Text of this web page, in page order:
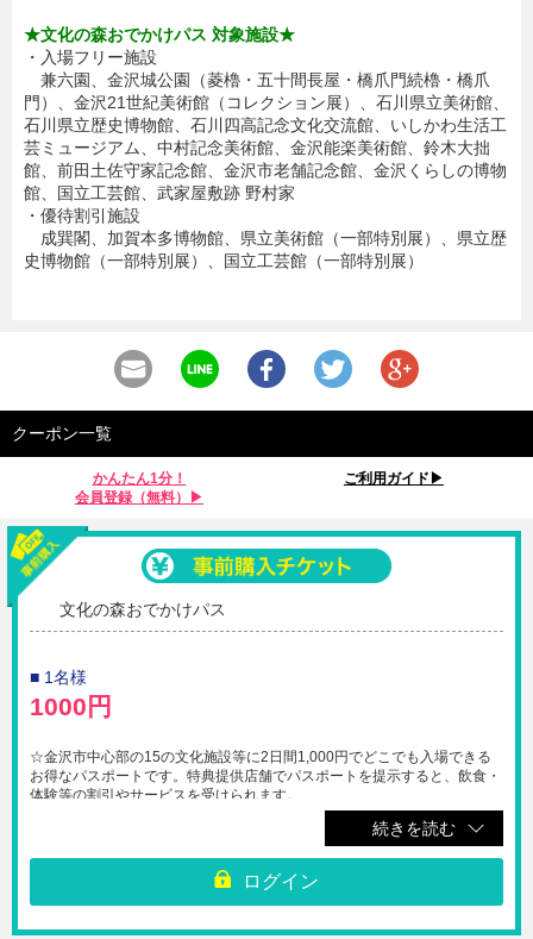
★文化の森おでかけパス 対象施設★
・入場フリー施設
兼六園、金沢城公園（菱櫓・五十間長屋・橋爪門続櫓・橋爪
門）、金沢21世紀美術館（コレクション展）、石川県立美術館、
石川県立歴史博物館、石川四高記念文化交流館、いしかわ生活工
芸ミュージアム、中村記念美術館、金沢能楽美術館、鈴木大拙
館、前田土佐守家記念館、金沢市老舗記念館、金沢くらしの博物
館、国立工芸館、武家屋敷跡 野村家
・優待割引施設
成巽閣、加賀本多博物館、県立美術館（一部特別展）、県立歴
史博物館（一部特別展）、国立工芸館（一部特別展）
クーポン一覧
かんたん1分！
会員登録（無料）▶︎
ご利用ガイド▶︎
文化の森おでかけパス
■ 1名様
1000円
☆金沢市中心部の15の文化施設等に2日間1,000円でどこでも入場できる
お得なパスポートです。特典提供店舗でパスポートを提示すると、飲食・
体験等の割引やサービスを受けられます。
兼六園、金沢城公園（菱櫓・五十間長屋・橋爪門続櫓・橋爪門）、金沢
21世紀美術館（コレクション展）、石川県立美術館、石川県立歴史博物
館、石川四高記念文化交流館、いしかわ生活工芸ミュージアム、中村記念
美術館、金沢能楽美術館、鈴木大拙館、前田土佐守家記念館、金沢市老舗
続きを読む
ログイン